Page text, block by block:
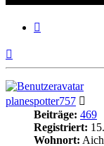
planespotter757
Beiträge: 469
Registriert:
Wohnort: